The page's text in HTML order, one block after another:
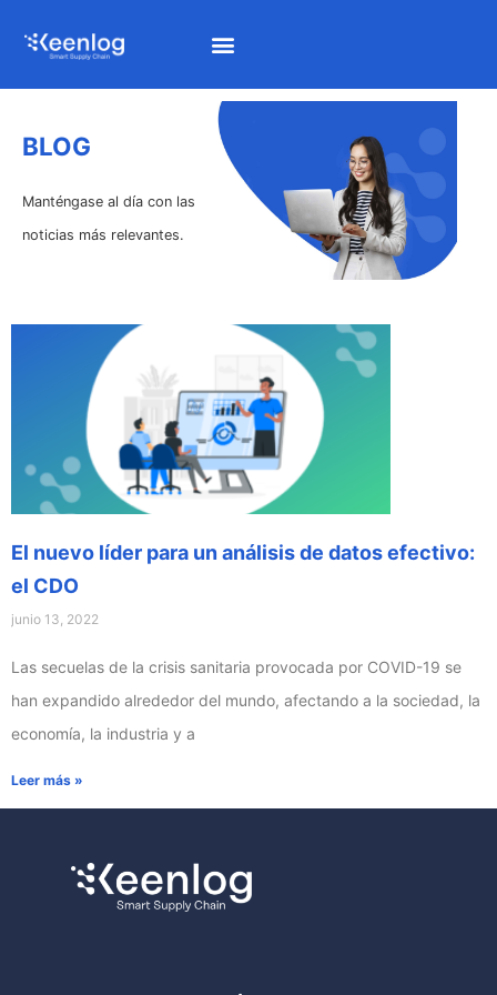
BLOG
Manténgase al día con las
noticias más relevantes.
El nuevo líder para un análisis de datos efectivo:
el CDO
junio 13, 2022
Las secuelas de la crisis sanitaria provocada por COVID-19 se
han expandido alrededor del mundo, afectando a la sociedad, la
economía, la industria y a
Leer más »